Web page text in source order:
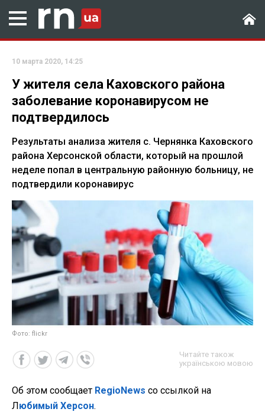
10 марта 2020, 14:25
У жителя села Каховского района
заболевание коронавирусом не
подтвердилось
Результаты анализа жителя с. Чернянка Каховского
района Херсонской области, который на прошлой
неделе попал в центральную районную больницу, не
подтвердили коронавирус
Фото: flickr
Читайте також
українською мовою
Об этом сообщает RegioNews со ссылкой на
Любимый Херсон.